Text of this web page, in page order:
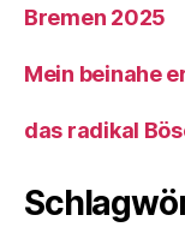
Bremen 2025
Mein beinahe
das radikal